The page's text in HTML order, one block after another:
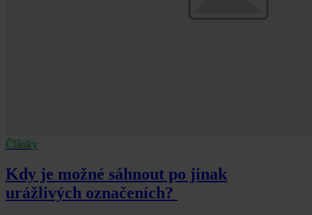
Články
Kdy je možné sáhnout po jinak
urážlivých označeních?